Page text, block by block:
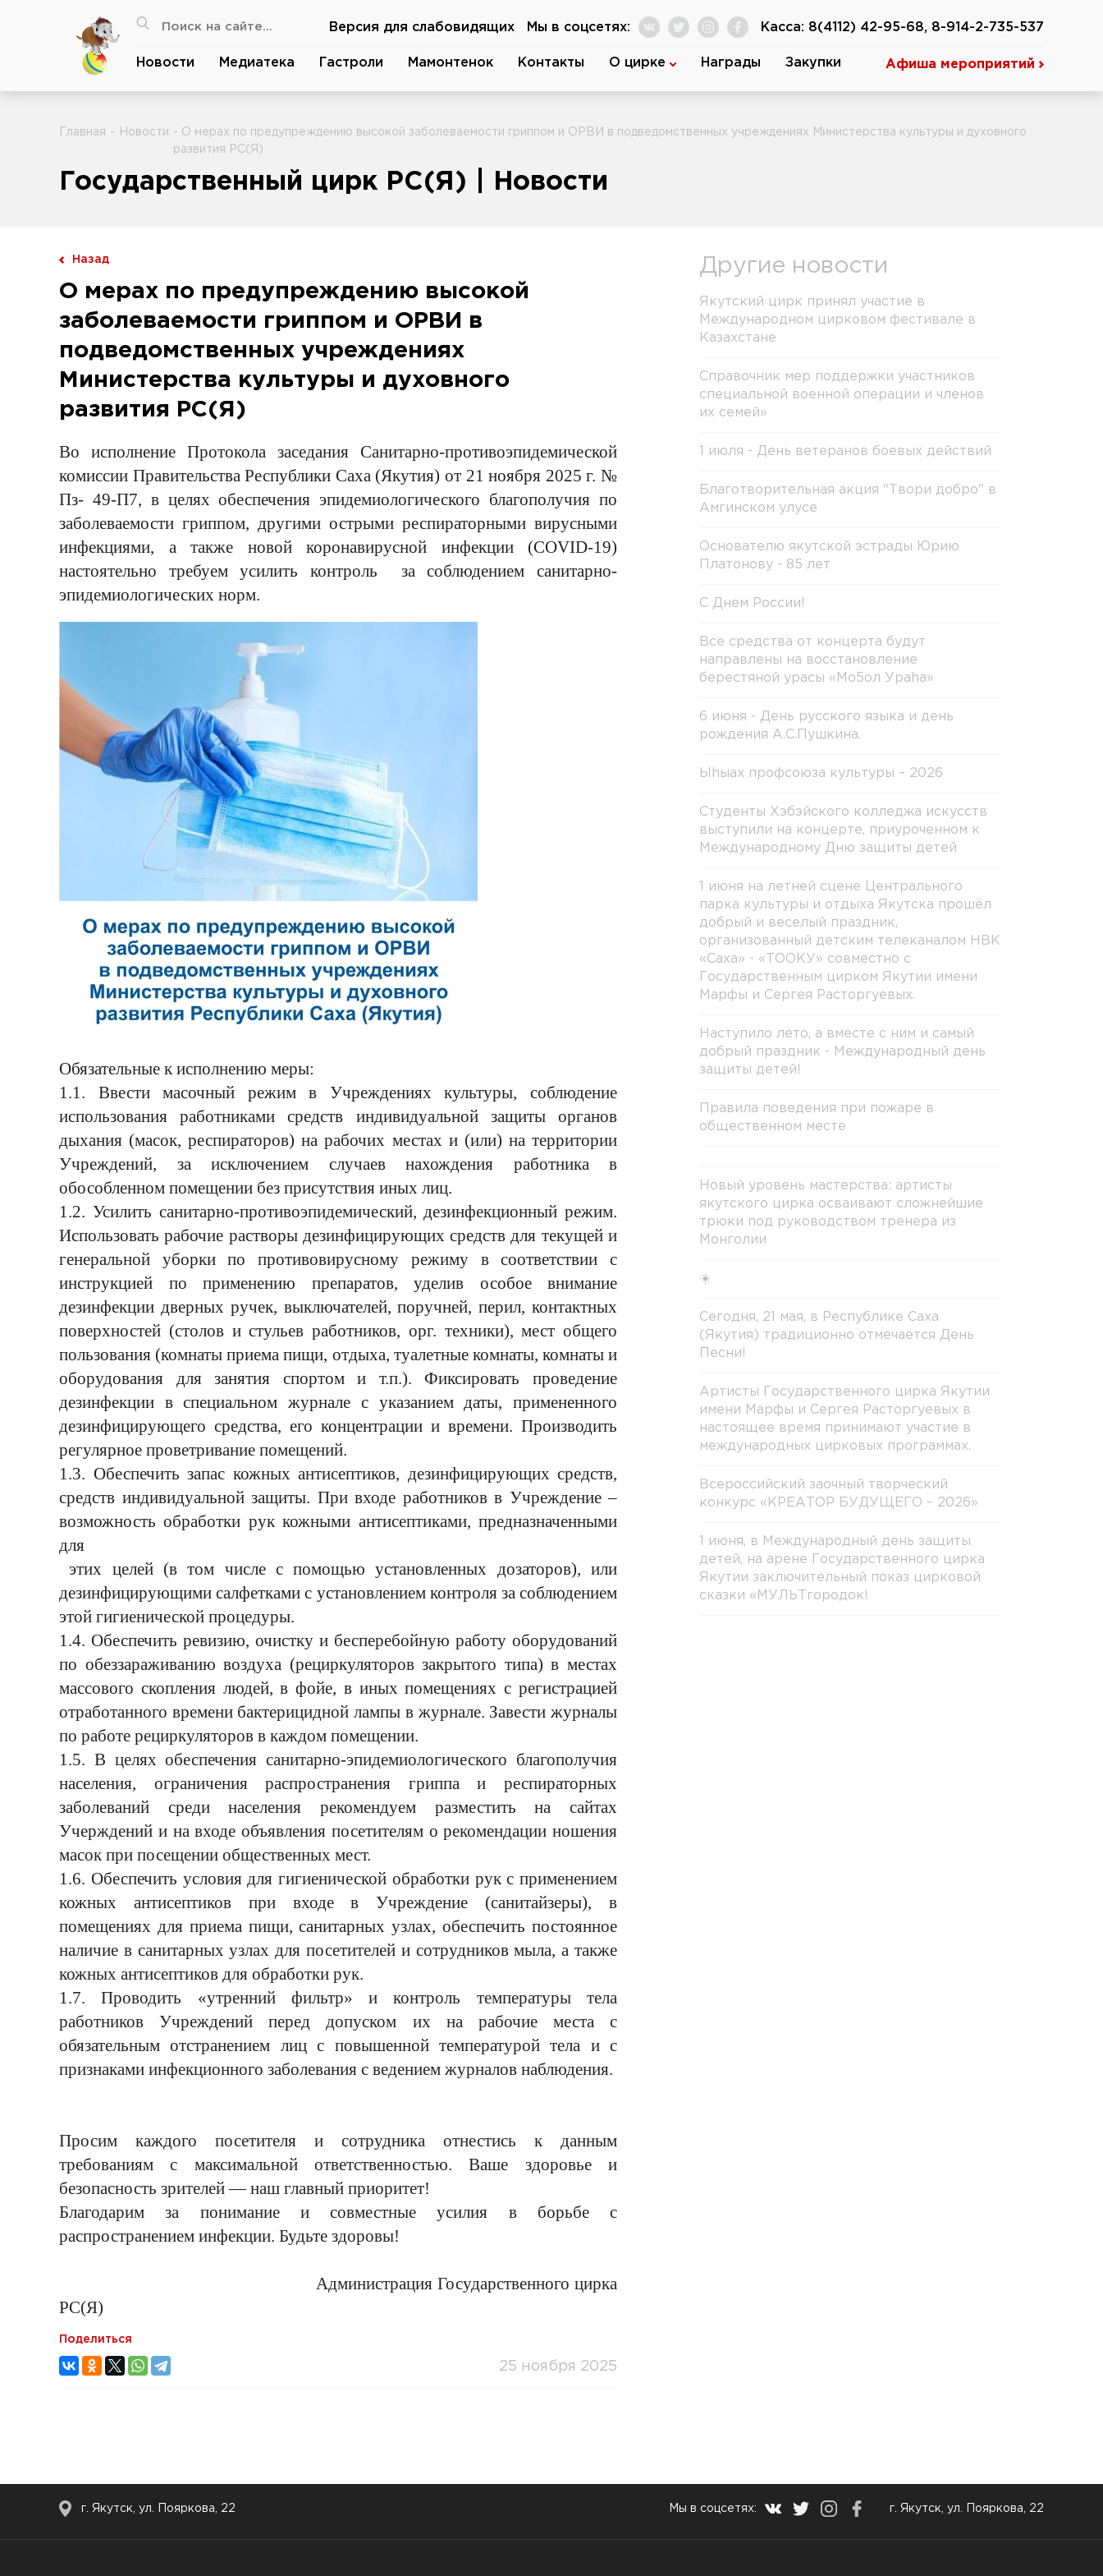
Версия для слабовидящих Мы в соцсетях: Касса: 8(4112) 42-95-68, 8-914-2-735-537
Новости Медиатека Гастроли Мамонтенок Контакты О цирке Награды Закупки Афиша мероприятий
Главная - Новости - О мерах по предупреждению высокой заболеваемости гриппом и ОРВИ в подведомственных учреждениях Министерства культуры и духовного
развития РС(Я)
Государственный цирк РС(Я) | Новости
Назад
О мерах по предупреждению высокой
заболеваемости гриппом и ОРВИ в
подведомственных учреждениях
Министерства культуры и духовного
развития РС(Я)
Во исполнение Протокола заседания Санитарно-противоэпидемической
комиссии Правительства Республики Саха (Якутия) от 21 ноября 2025 г. №
Пз- 49-П7, в целях обеспечения эпидемиологического благополучия по
заболеваемости гриппом, другими острыми респираторными вирусными
инфекциями, а также новой коронавирусной инфекции (COVID-19)
настоятельно требуем усилить контроль за соблюдением санитарно-
эпидемиологических норм.
Обязательные к исполнению меры:
1.1. Ввести масочный режим в Учреждениях культуры, соблюдение
использования работниками средств индивидуальной защиты органов
дыхания (масок, респираторов) на рабочих местах и (или) на территории
Учреждений, за исключением случаев нахождения работника в
обособленном помещении без присутствия иных лиц.
1.2. Усилить санитарно-противоэпидемический, дезинфекционный режим.
Использовать рабочие растворы дезинфицирующих средств для текущей и
генеральной уборки по противовирусному режиму в соответствии с
инструкцией по применению препаратов, уделив особое внимание
дезинфекции дверных ручек, выключателей, поручней, перил, контактных
поверхностей (столов и стульев работников, орг. техники), мест общего
пользования (комнаты приема пищи, отдыха, туалетные комнаты, комнаты и
оборудования для занятия спортом и т.п.). Фиксировать проведение
дезинфекции в специальном журнале с указанием даты, примененного
дезинфицирующего средства, его концентрации и времени. Производить
регулярное проветривание помещений.
1.3. Обеспечить запас кожных антисептиков, дезинфицирующих средств,
средств индивидуальной защиты. При входе работников в Учреждение –
возможность обработки рук кожными антисептиками, предназначенными
для
этих целей (в том числе с помощью установленных дозаторов), или
дезинфицирующими салфетками с установлением контроля за соблюдением
этой гигиенической процедуры.
1.4. Обеспечить ревизию, очистку и бесперебойную работу оборудований
по обеззараживанию воздуха (рециркуляторов закрытого типа) в местах
массового скопления людей, в фойе, в иных помещениях с регистрацией
отработанного времени бактерицидной лампы в журнале. Завести журналы
по работе рециркуляторов в каждом помещении.
1.5. В целях обеспечения санитарно-эпидемиологического благополучия
населения, ограничения распространения гриппа и респираторных
заболеваний среди населения рекомендуем разместить на сайтах
Учерждений и на входе объявления посетителям о рекомендации ношения
масок при посещении общественных мест.
1.6. Обеспечить условия для гигиенической обработки рук с применением
кожных антисептиков при входе в Учреждение (санитайзеры), в
помещениях для приема пищи, санитарных узлах, обеспечить постоянное
наличие в санитарных узлах для посетителей и сотрудников мыла, а также
кожных антисептиков для обработки рук.
1.7. Проводить «утренний фильтр» и контроль температуры тела
работников Учреждений перед допуском их на рабочие места с
обязательным отстранением лиц с повышенной температурой тела и с
признаками инфекционного заболевания с ведением журналов наблюдения.
Просим каждого посетителя и сотрудника отнестись к данным
требованиям с максимальной ответственностью. Ваше здоровье и
безопасность зрителей — наш главный приоритет!
Благодарим за понимание и совместные усилия в борьбе с
распространением инфекции. Будьте здоровы!
Администрация Государственного цирка
РС(Я)
Поделиться
25 ноября 2025
Другие новости
Якутский цирк принял участие в
Международном цирковом фестивале в
Казахстане
Справочник мер поддержки участников
специальной военной операции и членов
их семей»
1 июля - День ветеранов боевых действий
Благотворительная акция "Твори добро" в
Амгинском улусе
Основателю якутской эстрады Юрию
Платонову - 85 лет
С Днем России!
Все средства от концерта будут
направлены на восстановление
берестяной урасы «Мо5ол Ураhа»
6 июня - День русского языка и день
рождения А.С.Пушкина.
Ыhыах профсоюза культуры – 2026
Студенты Хэбэйского колледжа искусств
выступили на концерте, приуроченном к
Международному Дню защиты детей
1 июня на летней сцене Центрального
парка культуры и отдыха Якутска прошёл
добрый и веселый праздник,
организованный детским телеканалом НВК
«Саха» - «ТООКУ» совместно с
Государственным цирком Якутии имени
Марфы и Сергея Расторгуевых.
Наступило лето, а вместе с ним и самый
добрый праздник - Международный день
защиты детей!
Правила поведения при пожаре в
общественном месте
Новый уровень мастерства: артисты
якутского цирка осваивают сложнейшие
трюки под руководством тренера из
Монголии
☀️
Сегодня, 21 мая, в Республике Саха
(Якутия) традиционно отмечается День
Песни!
Артисты Государственного цирка Якутии
имени Марфы и Сергея Расторгуевых в
настоящее время принимают участие в
международных цирковых программах.
Всероссийский заочный творческий
конкурс «КРЕАТОР БУДУЩЕГО – 2026»
1 июня, в Международный день защиты
детей, на арене Государственного цирка
Якутии заключительный показ цирковой
сказки «МУЛЬТгородок!
г. Якутск, ул. Пояркова, 22 Мы в соцсетях: г. Якутск, ул. Пояркова, 22